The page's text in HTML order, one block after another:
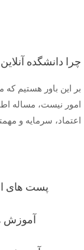
چرا دانشگده
بر این باور هستیم که
امور نیست، مساله
اعتماد، سرمایه و
پست های
آموزش